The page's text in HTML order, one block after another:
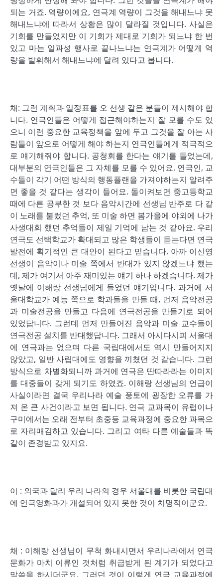
되는 거죠. 역량이에요, 연극계 역량이 그것을 해내느냐 못
해내느냐에 따라서 상황은 많이 달라질 것입니다. 사실은
기회를 만들었지만 이 기회가 제대로 기회가 되느냐 한 번
있고 마는 일과성 행사로 끝나느냐는 연극계가 어떻게 역
량을 발휘해서 해내느냐에 달려 있다고 봅니다.
채: 그런 계획과 일정표를 오 선생 같은 분들이 제시해야 합
니다. 연극인들은 어떻게 접근해야하는지 잘 모를 수도 있
으니 이런 중요한 교육정책을 앞에 두고 그것을 잘 아는 사
람들이 앞으로 어떻게 해야 하는지 연극인들에게 적극적으
로 얘기해줘야 합니다. 공청회를 한다는 얘기를 들었는데,
대부분의 연극인들은 그 자체를 모를 수 있어요. 연극인, 교
수들이 각기 어떤 방식의 행동플랜을 가져야하는지 알려주
면 좋을 것 같다는 생각이 들어요. 돌이켜보면 중고등학교
때에 다른 공부한 것 보다 음악시간에 선생님 반주로 다 같
이 노래를 불렀던 추억, 또 미술 하면 봄가을에 야외에 나가
사생대회 했던 추억들이 제일 기억에 남는 것 같아요. 우리
연극도 선택학교가 확대되고 많은 학생들이 듣는다면 연극
발전에 획기적인 큰 대안이 된다고 믿습니다. 아까 이신영
선생이 음악이나 미술 쪽에서 반대가 있지 않겠느냐 했는
데, 제가 여기서 아주 재미있는 얘기 하나 하겠습니다. 제가
옛날에 이해랑 선생님에게 들었던 얘기입니다. 과거에 서
울대학교가 예능 쪽으로 학과들을 만들 때, 먼저 음악전공
과 미술전공을 만들고 다음에 연극전공을 만들기로 되어
있었답니다. 그런데 먼저 만들어진 음악과 미술 교수들이
연극전공 설치를 반대했답니다. 그래서 아시다시피 서울대
에 연극과는 없으며 다른 국립대에서도 역시 만들어지지
않았고, 일반 사립대에도 영향을 끼쳤던 것 같습니다. 그런
방식으로 차별화되니까 과거에 연극은 딴따라라는 이미지
를 대중들이 갖게 되기도 하였죠. 이해랑 선생님의 언급이
사실이라면 결국 우리나라 예술 풍토에 굉장한 오류를 가
져 온 큰 사건이라고 보면 됩니다. 연극 교과목이 유럽이나
구미에서는 오래 전부터 초중등 교육과정에 중요한 과목으
로 자리매김하고 있습니다. 그리고 여타 다른 예술들과 똑
같이 존경받고 있지요.
이 : 외국과 달리 우리 나라의 경우 서울대를 비롯한 국립대
에 연극영화과가 개설되어 있지 못한 것이 치명적이군요.
채 : 이해랑 선생님이 무척 화내시면서 우리나라에서 연극
문화가 마치 이류인 것처럼 취급받게 된 계기가 되었다고
말씀을 하시더군요. 그러던 것이 이렇게 연극 교육과정에